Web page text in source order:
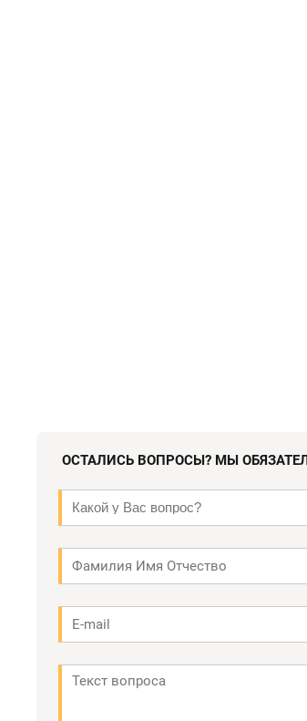
ОСТАЛИСЬ ВОПРОСЫ? МЫ